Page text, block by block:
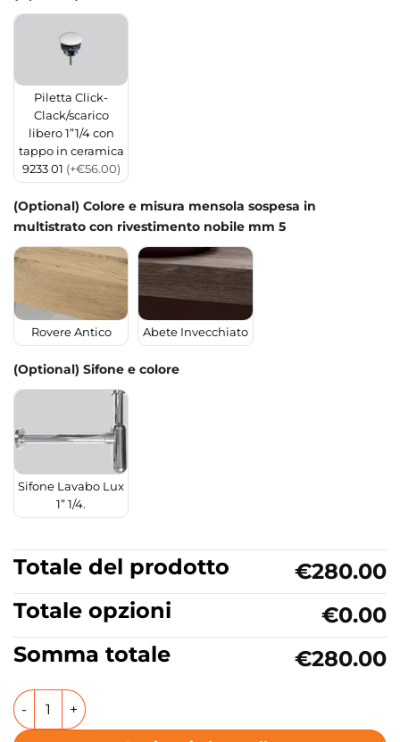
Piletta Click-
Clack/scarico
libero 1”1/4 con
tappo in ceramica
9233 01 (+€56.00)
(Optional) Colore e misura mensola sospesa in
multistrato con rivestimento nobile mm 5
Rovere Antico Abete Invecchiato
(Optional) Sifone e colore
Sifone Lavabo Lux
1” 1/4.
Totale del prodotto
€280.00
Totale opzioni
€0.00
Somma totale
€280.00
Lavabo da appoggio in ceramica 4 lati smaltati 45x45 cm